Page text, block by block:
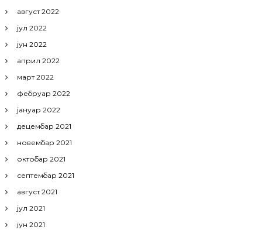
август 2022
јул 2022
јун 2022
април 2022
март 2022
фебруар 2022
јануар 2022
децембар 2021
новембар 2021
октобар 2021
септембар 2021
август 2021
јул 2021
јун 2021